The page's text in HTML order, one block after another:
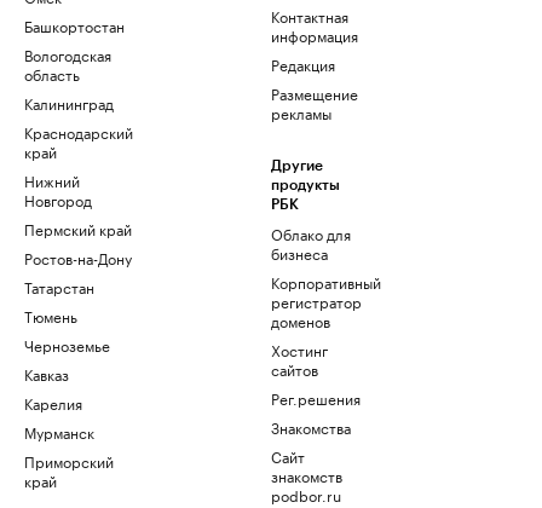
Башкортостан
Вологодская
область
Калининград
Краснодарский
край
Нижний
Новгород
Пермский край
Ростов-на-Дону
Татарстан
Тюмень
Черноземье
Кавказ
Карелия
Мурманск
Приморский
край
Контактная
информация
Редакция
Размещение
рекламы
Другие
продукты
РБК
Облако для
бизнеса
Корпоративный
регистратор
доменов
Хостинг
сайтов
Рег.решения
Знакомства
Сайт
знакомств
podbor.ru